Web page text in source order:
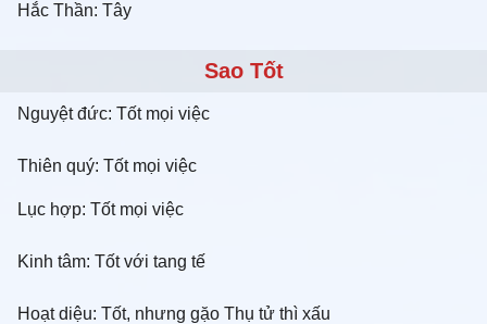
Hắc Thần: Tây
Sao Tốt
Nguyệt đức: Tốt mọi việc
Thiên quý: Tốt mọi việc
Lục hợp: Tốt mọi việc
Kinh tâm: Tốt với tang tế
Hoạt diệu: Tốt, nhưng gặo Thụ tử thì xấu